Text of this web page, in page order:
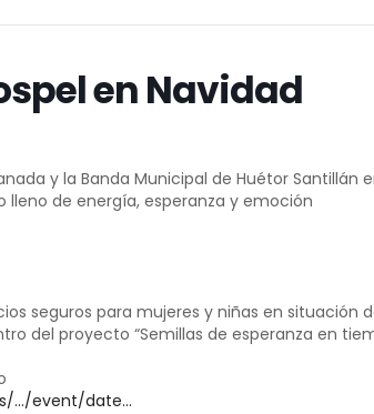
en Navidad
y la Banda Municipal de Huétor Santillán
lleno de energía, esperanza y emoción
seguros para mujeres y niñas en situación
del proyecto “Semillas de esperanza en
…/event/date…